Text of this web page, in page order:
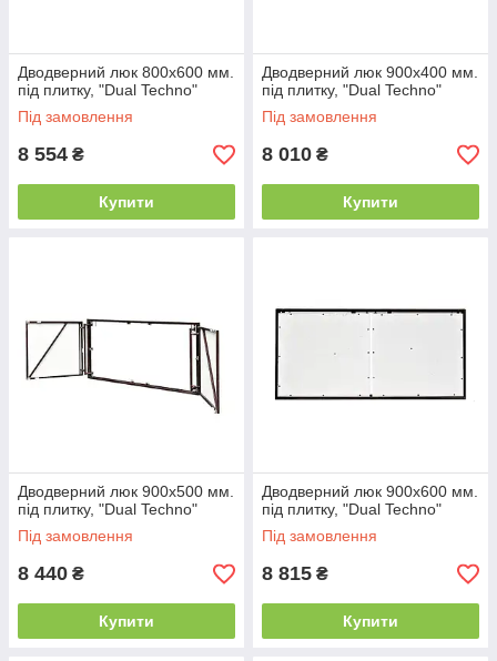
Дводверний люк 800х600 мм.
під плитку, "Dual Techno"
Під замовлення
8 554 ₴
Купити
Дводверний люк 900х400 мм.
під плитку, "Dual Techno"
Під замовлення
8 010 ₴
Купити
Дводверний люк 900х500 мм.
під плитку, "Dual Techno"
Під замовлення
8 440 ₴
Купити
Дводверний люк 900х600 мм.
під плитку, "Dual Techno"
Під замовлення
8 815 ₴
Купити